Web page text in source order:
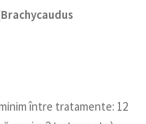
între tratamente: 12